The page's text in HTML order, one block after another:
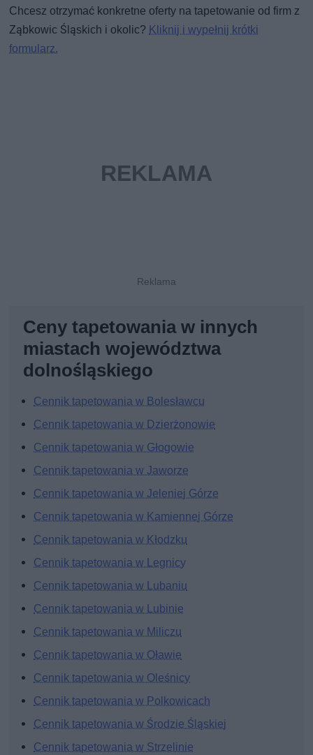
Chcesz otrzymać konkretne oferty na tapetowanie od firm z
Ząbkowic Śląskich i okolic? Kliknij i wypełnij krótki
formularz.
Ceny tapetowania w innych
miastach województwa
dolnośląskiego
Cennik tapetowania w Bolesławcu
Cennik tapetowania w Dzierżonowie
Cennik tapetowania w Głogowie
Cennik tapetowania w Jaworze
Cennik tapetowania w Jeleniej Górze
Cennik tapetowania w Kamiennej Górze
Cennik tapetowania w Kłodzku
Cennik tapetowania w Legnicy
Cennik tapetowania w Lubaniu
Cennik tapetowania w Lubinie
Cennik tapetowania w Miliczu
Cennik tapetowania w Oławie
Cennik tapetowania w Oleśnicy
Cennik tapetowania w Polkowicach
Cennik tapetowania w Środzie Śląskiej
Cennik tapetowania w Strzelinie